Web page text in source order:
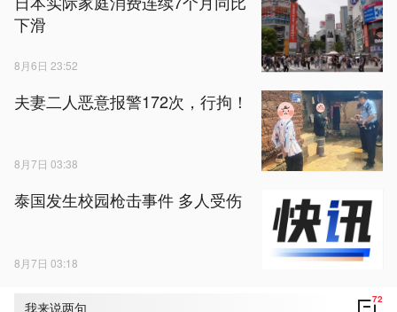
我来说两句 72
下滑
8月6日 23:52
夫妻二人恶意报警172次，行拘！
8月7日 03:38
泰国发生校园枪击事件 多人受伤
8月7日 03:18